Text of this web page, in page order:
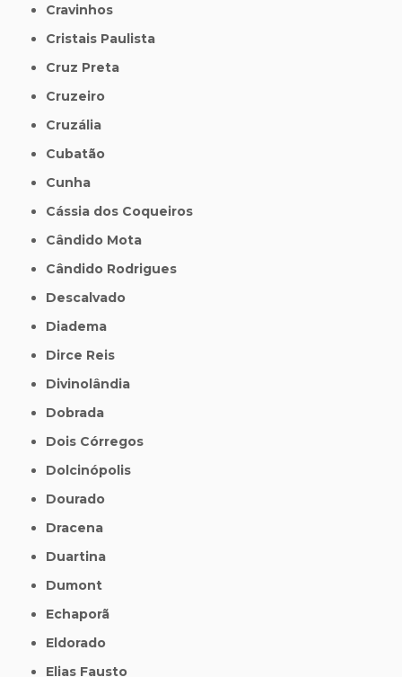
Cravinhos
Cristais Paulista
Cruz Preta
Cruzeiro
Cruzália
Cubatão
Cunha
Cássia dos Coqueiros
Cândido Mota
Cândido Rodrigues
Descalvado
Diadema
Dirce Reis
Divinolândia
Dobrada
Dois Córregos
Dolcinópolis
Dourado
Dracena
Duartina
Dumont
Echaporã
Eldorado
Elias Fausto